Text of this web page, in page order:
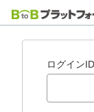
ログインID